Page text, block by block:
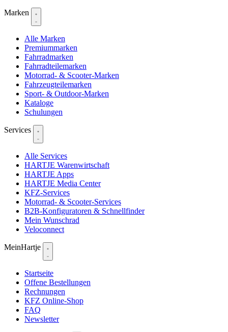
Marken
Alle Marken
Premiummarken
Fahrradmarken
Fahrradteilemarken
Motorrad- & Scooter-Marken
Fahrzeugteilemarken
Sport- & Outdoor-Marken
Kataloge
Schulungen
Services
Alle Services
HARTJE Warenwirtschaft
HARTJE Apps
HARTJE Media Center
KFZ-Services
Motorrad- & Scooter-Services
B2B-Konfiguratoren & Schnellfinder
Mein Wunschrad
Veloconnect
MeinHartje
Startseite
Offene Bestellungen
Rechnungen
KFZ Online-Shop
FAQ
Newsletter